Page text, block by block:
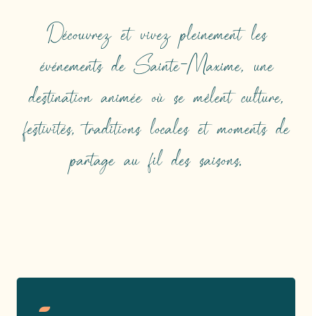
Découvrez et vivez pleinement les
événements de Sainte-Maxime, une
destination animée où se mêlent culture,
festivités, traditions locales et moments de
partage au fil des saisons.
TOP ÉVÉNEMENTS